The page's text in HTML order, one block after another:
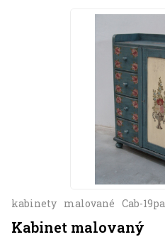
kabinety malované Cab-19pa
Kabinet malovaný